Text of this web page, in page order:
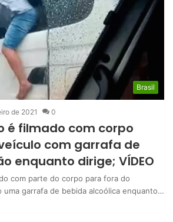
Brasil
de 2021 0
é filmado com corpo
com garrafa de
enquanto dirige; VÍDEO
com parte do corpo para fora do
uma garrafa de bebida alcoólica enquanto…